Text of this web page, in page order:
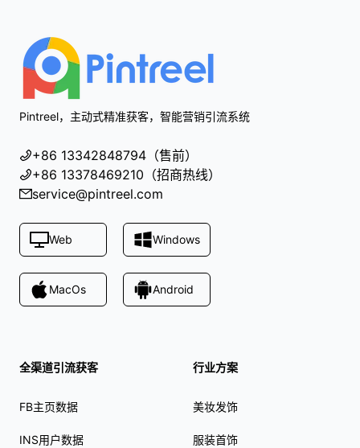
Pintreel，主动式精准获客，智能营销引流系统
+86 13342848794（售前）
+86 13378469210（招商热线）
service@pintreel.com
Web Windows
MacOs Android
全渠道引流获客
FB主页数据
INS用户数据
行业方案
美妆发饰
服装首饰